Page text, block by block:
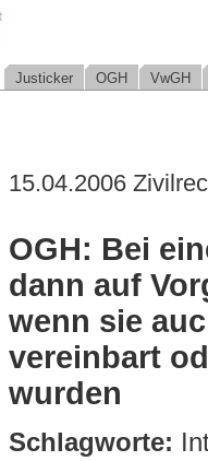
Justicker OGH VwGH
15.04.2006
OGH: Bei
dann auf
wenn sie
vereinbart
wurden
Schlagworte: